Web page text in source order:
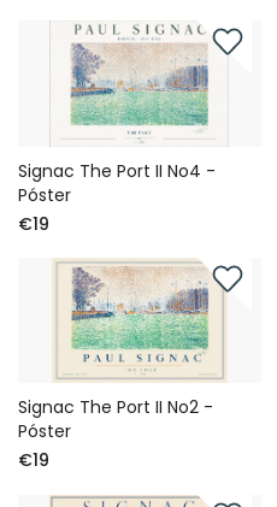
Signac The Port II No4 -
Póster
€19
Signac The Port II No2 -
Póster
€19